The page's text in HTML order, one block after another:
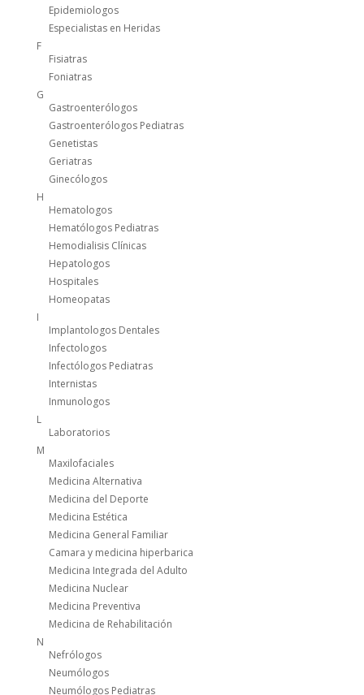
Epidemiologos
Especialistas en Heridas
F
Fisiatras
Foniatras
G
Gastroenterólogos
Gastroenterólogos Pediatras
Genetistas
Geriatras
Ginecólogos
H
Hematologos
Hematólogos Pediatras
Hemodialisis Clínicas
Hepatologos
Hospitales
Homeopatas
I
Implantologos Dentales
Infectologos
Infectólogos Pediatras
Internistas
Inmunologos
L
Laboratorios
M
Maxilofaciales
Medicina Alternativa
Medicina del Deporte
Medicina Estética
Medicina General Familiar
Camara y medicina hiperbarica
Medicina Integrada del Adulto
Medicina Nuclear
Medicina Preventiva
Medicina de Rehabilitación
N
Nefrólogos
Neumólogos
Neumólogos Pediatras